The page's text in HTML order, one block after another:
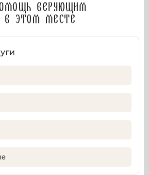
верующим
в этом месте